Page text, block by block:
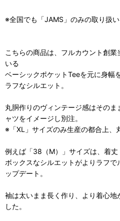
※全国でも「JAMS」のみの取り扱い
こちらの商品は、フルカウント創
いる
ベーシックポケットTeeを元に身幅
ラフなシルエット。
丸胴作りのヴィンテージ感はその
ャツをイメージし別注。
※「XL」サイズのみ生産の都合上、
例えば「38（M）」サイズは、着丈
ボックスなシルエットがよりラフ
ップデート。
袖は太いまま長く作り、より着心地
した。